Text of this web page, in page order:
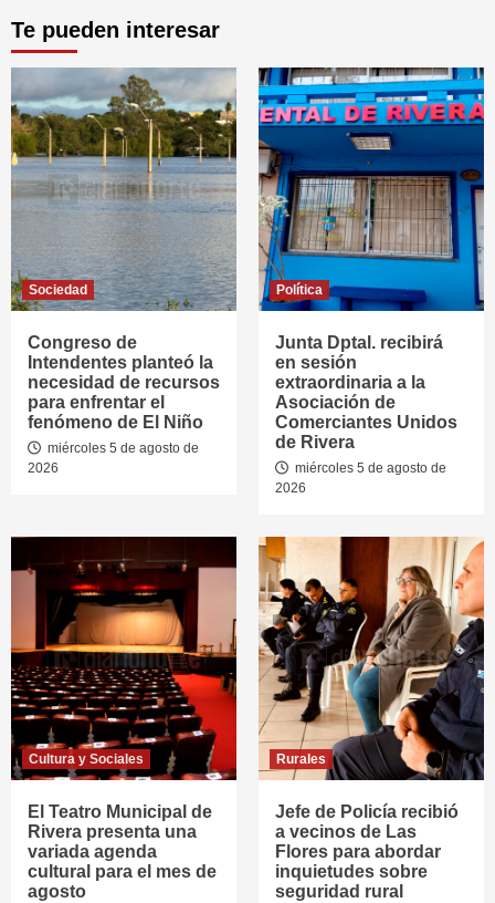
Te pueden interesar
Sociedad
Congreso de
Intendentes planteó la
necesidad de recursos
para enfrentar el
fenómeno de El Niño
miércoles 5 de agosto de
2026
Política
Junta Dptal. recibirá
en sesión
extraordinaria a la
Asociación de
Comerciantes Unidos
de Rivera
miércoles 5 de agosto de
2026
Cultura y Sociales
El Teatro Municipal de
Rivera presenta una
variada agenda
cultural para el mes de
agosto
Rurales
Jefe de Policía recibió
a vecinos de Las
Flores para abordar
inquietudes sobre
seguridad rural